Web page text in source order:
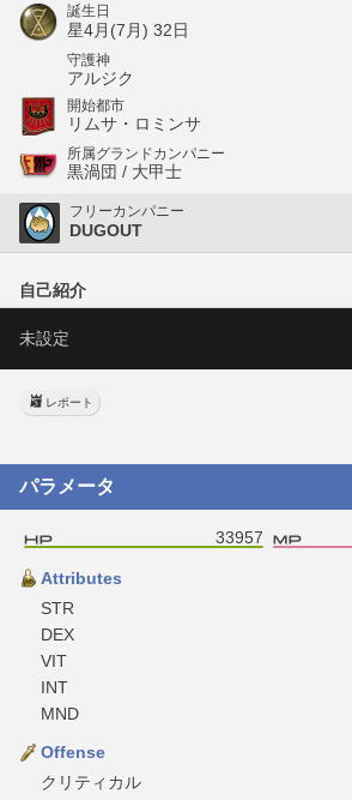
誕生日
星4月(7月) 32日
守護神
アルジク
開始都市
リムサ・ロミンサ
所属グランドカンパニー
黒渦団 / 大甲士
フリーカンパニー
DUGOUT
自己紹介
未設定
レポート
パラメータ
33957
Attributes
STR
DEX
VIT
INT
MND
Offense
クリティカル